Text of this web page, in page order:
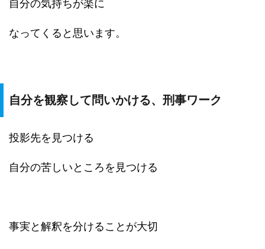
自分の気持ちが楽に
なってくると思います。
自分を観察して問いかける、刑事ワーク
投影先を見つける
自分の苦しいところを見つける
事実と解釈を分けることが大切